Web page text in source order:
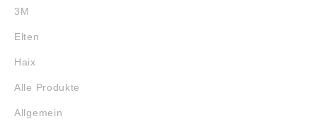
3M
Elten
Haix
Alle Produkte
Allgemein